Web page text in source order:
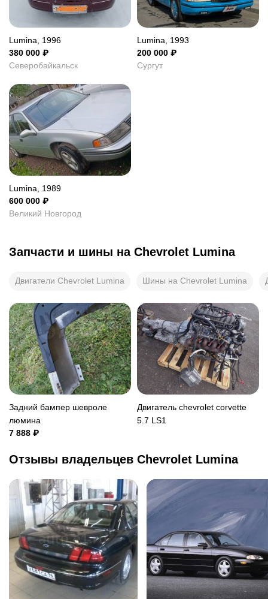
Lumina, 1996
380 000 ₽
Северобайкальск
Lumina, 1993
200 000 ₽
Сургут
Lumina, 1989
600 000 ₽
Великий Новгород
Запчасти и шины на Chevrolet Lumina
Двигатели Chevrolet Lumina Шины на Chevrolet Lumina
Задний бампер шевроле
люмина
7 888 ₽
Двигатель chevrolet corvette
5.7 LS1
Отзывы владельцев Chevrolet Lumina